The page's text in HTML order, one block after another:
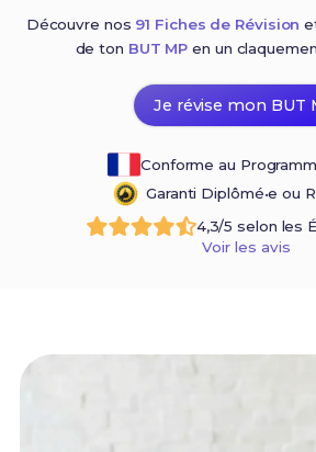
Découvre nos 91 Fiches de Révision
de ton BUT MP en un
Je révise mon BUT
Conforme au
Garanti Diplômé•e ou
4,3/5 selon les
Voir les avis